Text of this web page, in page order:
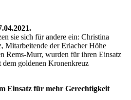
sie sich für andere ein: Christina
Mitarbeitende der Erlacher Höhe
Rems-Murr, wurden für ihren Einsatz
goldenen Kronenkreuz
Einsatz für mehr Gerechtigkeit